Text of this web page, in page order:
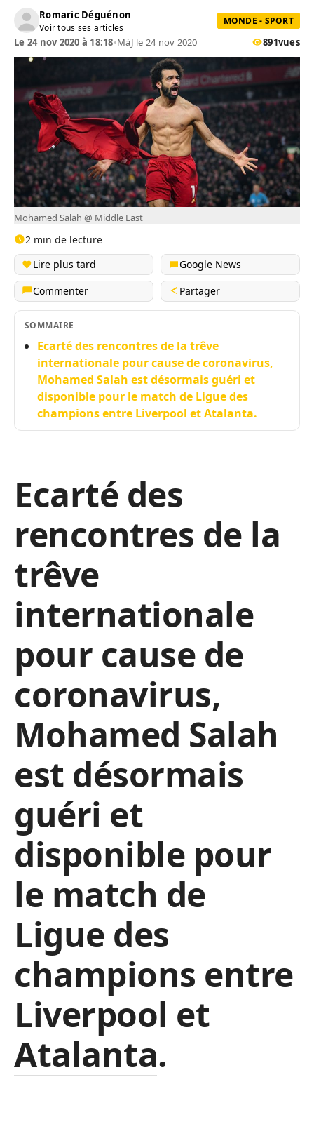
Romaric Déguénon
Voir tous ses articles
MONDE - SPORT
Le 24 nov 2020 à 18:18•MàJ le 24 nov 2020 891vues
Mohamed Salah @ Middle East
2 min de lecture
Lire plus tard
Google News
Commenter
Partager
SOMMAIRE
Ecarté des rencontres de la trêve
internationale pour cause de coronavirus,
Mohamed Salah est désormais guéri et
disponible pour le match de Ligue des
champions entre Liverpool et Atalanta.
Ecarté des
rencontres de la
trêve
internationale
pour cause de
coronavirus,
Mohamed Salah
est désormais
guéri et
disponible pour
le match de
Ligue des
champions entre
Liverpool et
Atalanta.